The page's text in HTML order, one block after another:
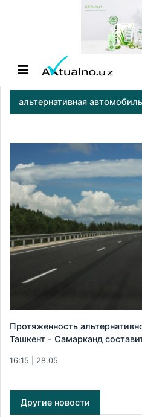
альтернативная
Протяженность
Ташкент - Самарканд
16:15 | 28.05
Другие новости